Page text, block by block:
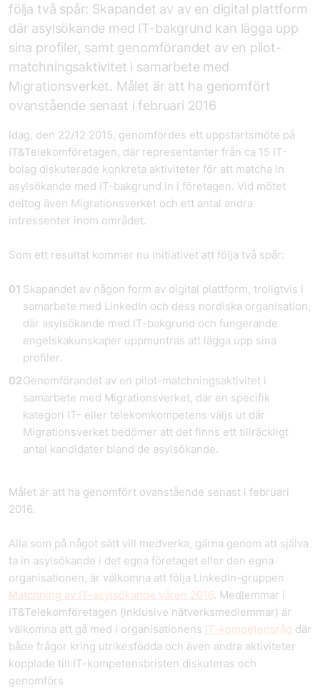
följa två spår: Skapandet av av en digital plattform
där asylsökande med IT-bakgrund kan lägga upp
sina profiler, samt genomförandet av en pilot-
matchningsaktivitet i samarbete med
Migrationsverket. Målet är att ha genomfört
ovanstående senast i februari 2016
Idag, den 22/12 2015, genomfördes ett uppstartsmöte på
IT&Telekomföretagen, där representanter från ca 15 IT-
bolag diskuterade konkreta aktiviteter för att matcha in
asylsökande med IT-bakgrund in i företagen. Vid mötet
deltog även Migrationsverket och ett antal andra
intressenter inom området.
Som ett resultat kommer nu initiativet att följa två spår:
Skapandet av någon form av digital plattform, troligtvis i
samarbete med LinkedIn och dess nordiska organisation,
där asylsökande med IT-bakgrund och fungerande
engelskakunskaper uppmuntras att lägga upp sina
profiler.
Genomförandet av en pilot-matchningsaktivitet i
samarbete med Migrationsverket, där en specifik
kategori IT- eller telekomkompetens väljs ut där
Migrationsverket bedömer att det finns ett tillräckligt
antal kandidater bland de asylsökande.
Målet är att ha genomfört ovanstående senast i februari
2016.
Alla som på något sätt vill medverka, gärna genom att själva
ta in asylsökande i det egna företaget eller den egna
organisationen, är välkomna att följa LinkedIn-gruppen
Matchning av IT-asylsökande våren 2016. Medlemmar i
IT&Telekomföretagen (inklusive nätverksmedlemmar) är
välkomna att gå med i organisationens IT-kompetensråd där
både frågor kring utrikesfödda och även andra aktiviteter
kopplade till IT-kompetensbristen diskuteras och
genomförs